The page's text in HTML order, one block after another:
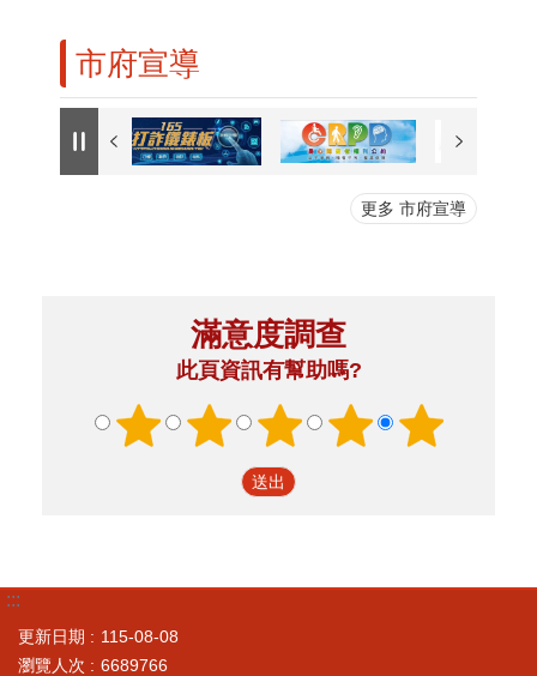
市府宣導
更多 市府宣導
滿意度調查
此頁資訊有幫助嗎?
:::
更新日期
115-08-08
瀏覽人次
6689766